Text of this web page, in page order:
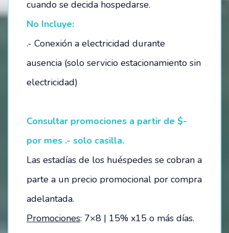
cuando se decida hospedarse.
No Incluye:
.- Conexión a electricidad durante
ausencia (solo servicio estacionamiento sin
electricidad)
Consultar promociones a partir de $-
por mes .- solo casilla.
Las estadías de los huéspedes se cobran a
parte a un precio promocional por compra
adelantada.
Promociones: 7×8 | 15% x15 o más días.